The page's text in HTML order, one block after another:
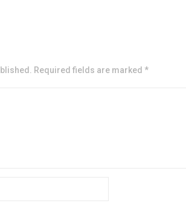
Required fields are marked *